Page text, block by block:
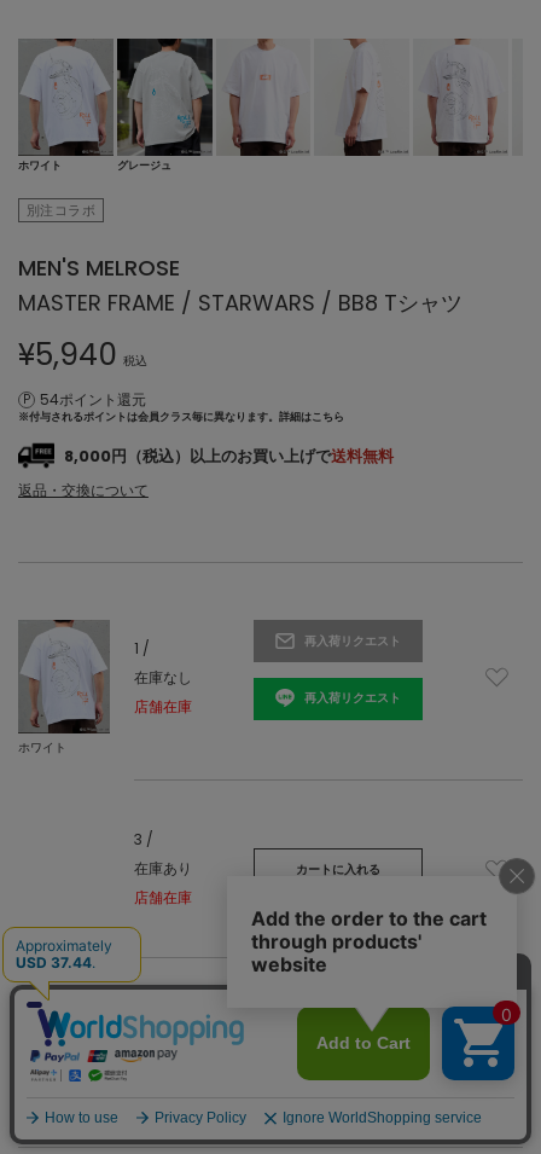
ホワイト グレージュ
別注コラボ
MEN'S MELROSE
MASTER FRAME / STARWARS / BB8 Tシャツ
¥5,940 税込
54ポイント還元
※付与されるポイントは会員クラス毎に異なります。 詳細はこちら
8,000円（税込）以上のお買い上げで送料無料
返品・交換について
ホワイト
1 /
在庫なし
店舗在庫
再入荷リクエスト
再入荷リクエスト
3 /
在庫あり
店舗在庫
カートに入れる
4 /
残り1点
カートに入れる